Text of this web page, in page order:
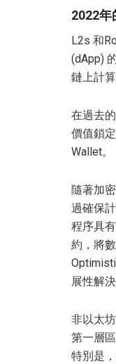
2022年
L2s 和
(dApp)
鏈上計
在過去
價值鎖
Wallet。
隨著加
過確保
程序具
約，將
展性解決
非以太
第一層
特別是